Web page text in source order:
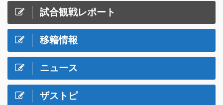
試合観戦レポート
移籍情報
ニュース
ザストピ